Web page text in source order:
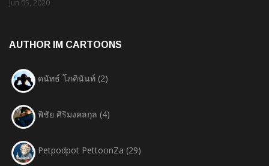
Jun 05, 2020
AUTHOR IM CARTOONS
ดนัทธ์ โภคินันท์ (2)
พิชัย ศิริมงคลกุล (4)
Petpodpot PettoonZa (29)